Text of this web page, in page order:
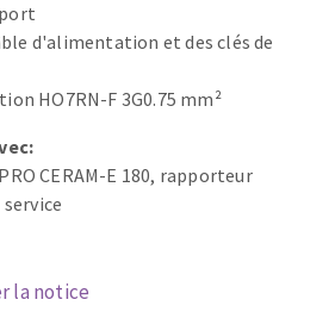
COUPANTS
d'alimentation et des clés de
HO7RN-F 3G0.75 mm²
CERAM-E 180, rapporteur
la notice